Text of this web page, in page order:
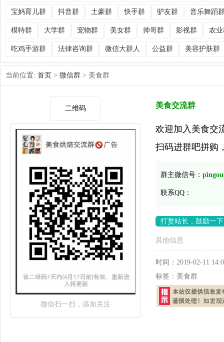
宝妈育儿群 抖音群 土豪群 快手群 驴友群 音乐舞蹈
模特群 大学群 宠物群 美女群 帅哥群 影视群 农
吃鸡手游群 法律咨询群 微信大群人 公益群 美容护肤群
当前位置: 首页 > 微信群 > 美食群
二维码
微信扫一扫，添加关注
美食交流群
欢迎加入美食交
扫码进群吧拼购
群主微信号：
联系QQ：
打赏站长，鼓励一
其他信息
时间： 2019-02-11
标签： 美食群